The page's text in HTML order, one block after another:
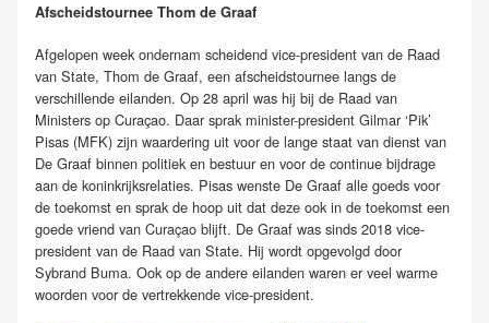
Afscheidstournee Thom de Graaf
Afgelopen week ondernam scheidend vice-president van de Raad
van State, Thom de Graaf, een afscheidstournee langs de
verschillende eilanden. Op 28 april was hij bij de Raad van
Ministers op Curaçao. Daar sprak minister-president Gilmar ‘Pik’
Pisas (MFK) zijn waardering uit voor de lange staat van dienst van
De Graaf binnen politiek en bestuur en voor de continue bijdrage
aan de koninkrijksrelaties. Pisas wenste De Graaf alle goeds voor
de toekomst en sprak de hoop uit dat deze ook in de toekomst een
goede vriend van Curaçao blijft. De Graaf was sinds 2018 vice-
president van de Raad van State. Hij wordt opgevolgd door
Sybrand Buma. Ook op de andere eilanden waren er veel warme
woorden voor de vertrekkende vice-president.